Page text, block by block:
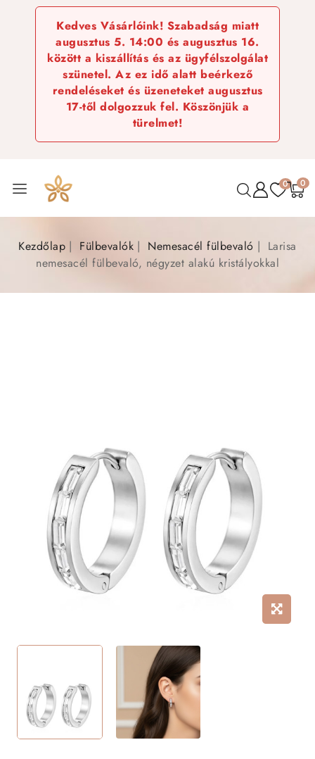
Kedves Vásárlóink! Szabadság miatt
augusztus 5. 14:00 és augusztus 16.
között a kiszállítás és az ügyfélszolgálat
szünetel. Az ez idő alatt beérkező
rendeléseket és üzeneteket augusztus
17-től dolgozzuk fel. Köszönjük a
türelmet!
0 0
Kezdőlap Fülbevalók Nemesacél fülbevaló
Larisa
nemesacél fülbevaló, négyzet alakú kristályokkal